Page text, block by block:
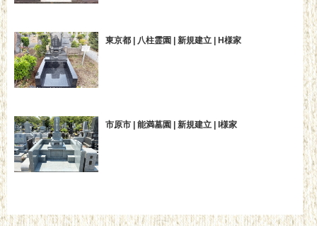
東京都 | 八柱霊園 | 新規建立 | H様家
市原市 | 能満墓園 | 新規建立 | I様家